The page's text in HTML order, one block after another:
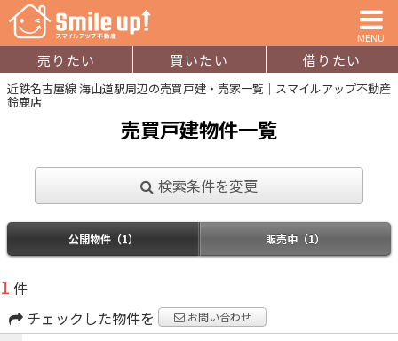
MENU
売りたい 買いたい 借りたい
近鉄名古屋線 海山道駅周辺の売買戸建・売家一覧｜スマイルアップ不動産
鈴鹿店
売買戸建物件一覧
検索条件を変更
公開物件（1） 販売中（1）
1 件
チェックした物件を
お問い合わせ